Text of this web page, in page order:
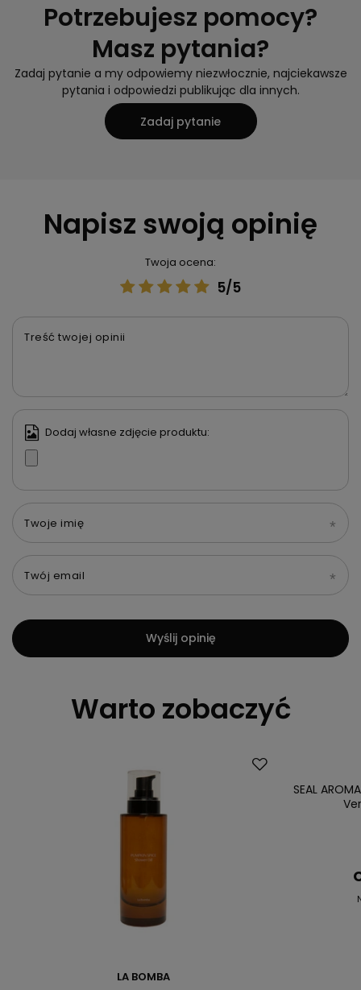
Potrzebujesz pomocy?
Masz pytania?
Zadaj pytanie a my odpowiemy niezwłocznie, najciekawsze
pytania i odpowiedzi publikując dla innych.
Zadaj pytanie
Napisz swoją opinię
Twoja ocena:
5/5
Treść twojej opinii
Dodaj własne zdjęcie produktu:
Twoje imię
Twój email
Wyślij opinię
Warto zobaczyć
LA BOMBA
Przecena
SEAL